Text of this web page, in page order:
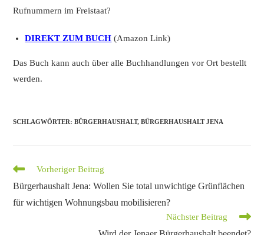
Rufnummern im Freistaat?
DIREKT ZUM BUCH (Amazon Link)
Das Buch kann auch über alle Buchhandlungen vor Ort bestellt
werden.
SCHLAGWÖRTER:BÜRGERHAUSHALT, BÜRGERHAUSHALT JENA
Weitere
ansehen
Vorheriger Beitrag
Bürgerhaushalt Jena: Wollen Sie total unwichtige Grünflächen
für wichtigen Wohnungsbau mobilisieren?
Nächster Beitrag